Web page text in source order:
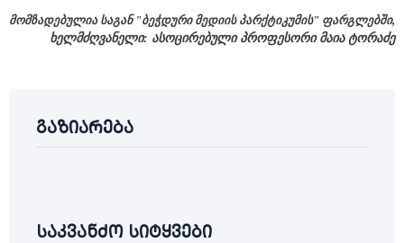
მომზადებულია საგან "ბეჭდური მედიის პარქტიკუმის" ფარგლებში,
ხელმძღვანელი: ასოცირებული პროფესორი მაია ტორაძე
გაზიარება
საკვანძო სიტყვები